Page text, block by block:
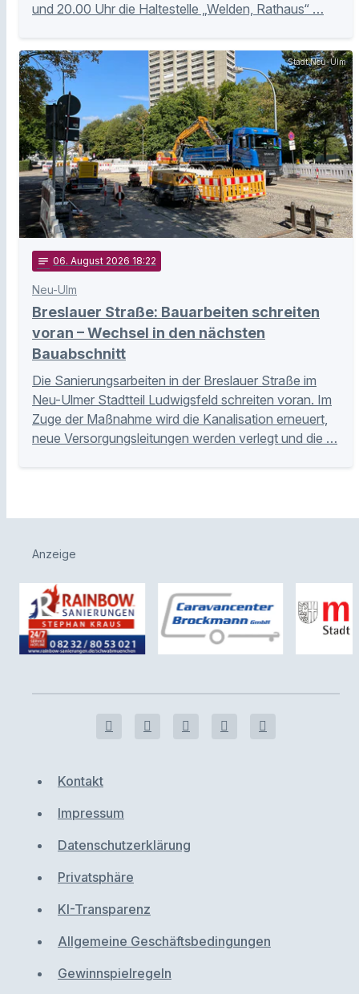
und 20.00 Uhr die Haltestelle „Welden, Rathaus“ …
Stadt Neu-Ulm
notes 06. August 2026 18:22
Neu-Ulm
Breslauer Straße: Bauarbeiten schreiten
voran – Wechsel in den nächsten
Bauabschnitt
Die Sanierungsarbeiten in der Breslauer Straße im
Neu-Ulmer Stadtteil Ludwigsfeld schreiten voran. Im
Zuge der Maßnahme wird die Kanalisation erneuert,
neue Versorgungsleitungen werden verlegt und die …
Anzeige
Kontakt
Impressum
Datenschutzerklärung
Privatsphäre
KI-Transparenz
Allgemeine Geschäftsbedingungen
Gewinnspielregeln